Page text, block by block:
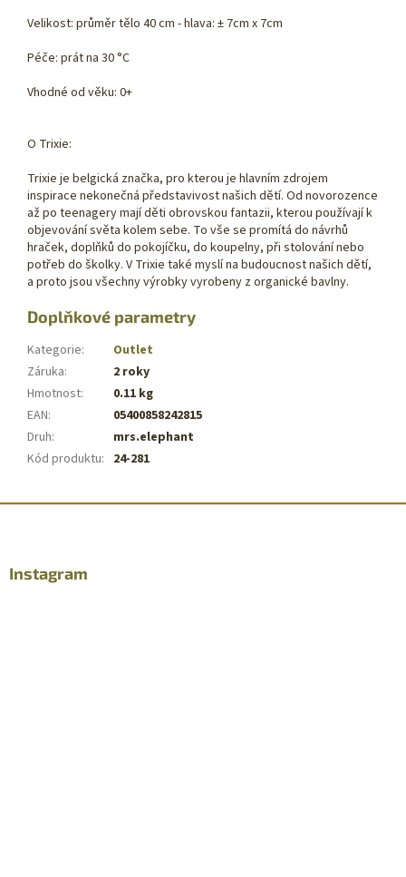
Velikost: průměr tělo 40 cm - hlava: ± 7cm x 7cm
Péče: prát na 30 °C
Vhodné od věku: 0+
O Trixie:
Trixie je belgická značka, pro kterou je hlavním zdrojem
inspirace nekonečná představivost našich dětí. Od novorozence
až po teenagery mají děti obrovskou fantazii, kterou používají k
objevování světa kolem sebe. To vše se promítá do návrhů
hraček, doplňků do pokojíčku, do koupelny, při stolování nebo
potřeb do školky. V Trixie také myslí na budoucnost našich dětí,
a proto jsou všechny výrobky vyrobeny z organické bavlny.
Doplňkové parametry
Kategorie:
Outlet
Záruka:
2 roky
Hmotnost:
0.11 kg
EAN:
05400858242815
Druh:
mrs.elephant
Kód produktu: 24-281
Instagram